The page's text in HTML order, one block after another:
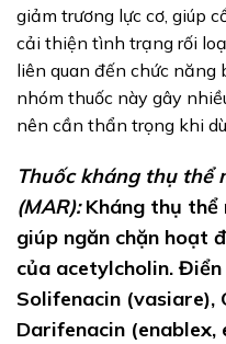
giảm trương lực cơ, giúp
cải thiện tình trạng rối
liên quan đến chức năng
nhóm thuốc này gây
nên cần thẩn trọng khi
Thuốc kháng thụ thể
(MAR):Kháng thụ
giúp ngăn chặn hoạt
của acetylcholin.
Solifenacin
Darifenacin (enablex,